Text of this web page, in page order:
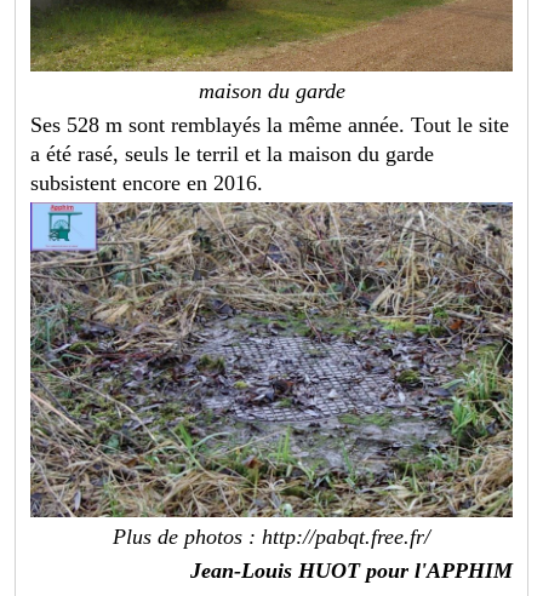
maison du garde
Ses 528 m sont remblayés la même année. Tout le site
a été rasé, seuls le terril et la maison du garde
subsistent encore en 2016.
Plus de photos : http://pabqt.free.fr/
Jean-Louis HUOT pour l'APPHIM